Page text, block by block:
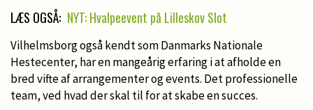
LÆS OGSÅ: NYT: Hvalpeevent på Lilleskov Slot
Vilhelmsborg også kendt som Danmarks Nationale
Hestecenter, har en mangeårig erfaring i at afholde en
bred vifte af arrangementer og events. Det professionelle
team, ved hvad der skal til for at skabe en succes.